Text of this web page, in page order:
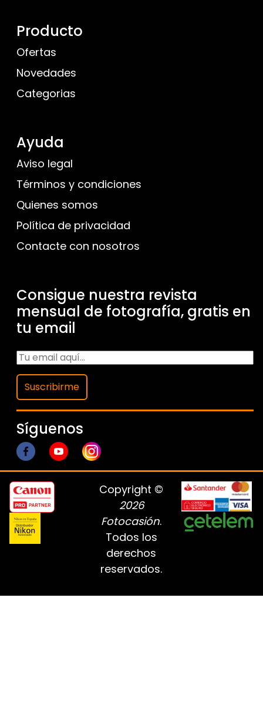
Producto
Ofertas
Novedades
Categorias
Ayuda
Aviso legal
Términos y condiciones
Quienes somos
Política de privacidad
Contacte con nosotros
Consigue nuestra revista
mensual de fotografía, gratis en
tu email
Suscribirme
Síguenos
Copyright ©
2026
Fotocasión.
Todos los
derechos
reservados.